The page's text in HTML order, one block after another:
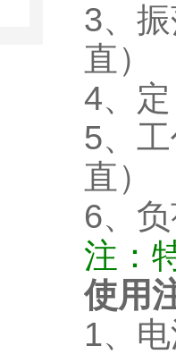
3、
直）
4、
5、
直）
6、
注：
使用
1、